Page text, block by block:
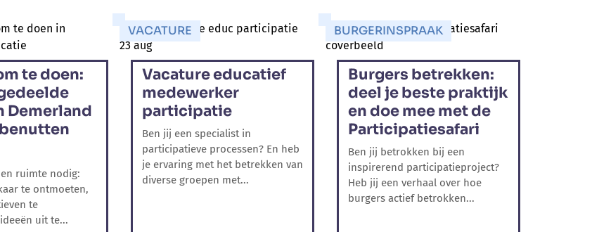
te doen:
Demerland
ruimte nodig:
te ontmoeten,
te
uit te...
VACATURE
Vacature educatief
medewerker
participatie
Ben jij een specialist in
participatieve processen? En heb
je ervaring met het betrekken van
diverse groepen met...
BURGERINSPRAAK
Burgers betrekken:
deel je beste praktijk
en doe mee met de
Participatiesafari
Ben jij betrokken bij een
inspirerend participatieproject?
Heb jij een verhaal over hoe
burgers actief betrokken...